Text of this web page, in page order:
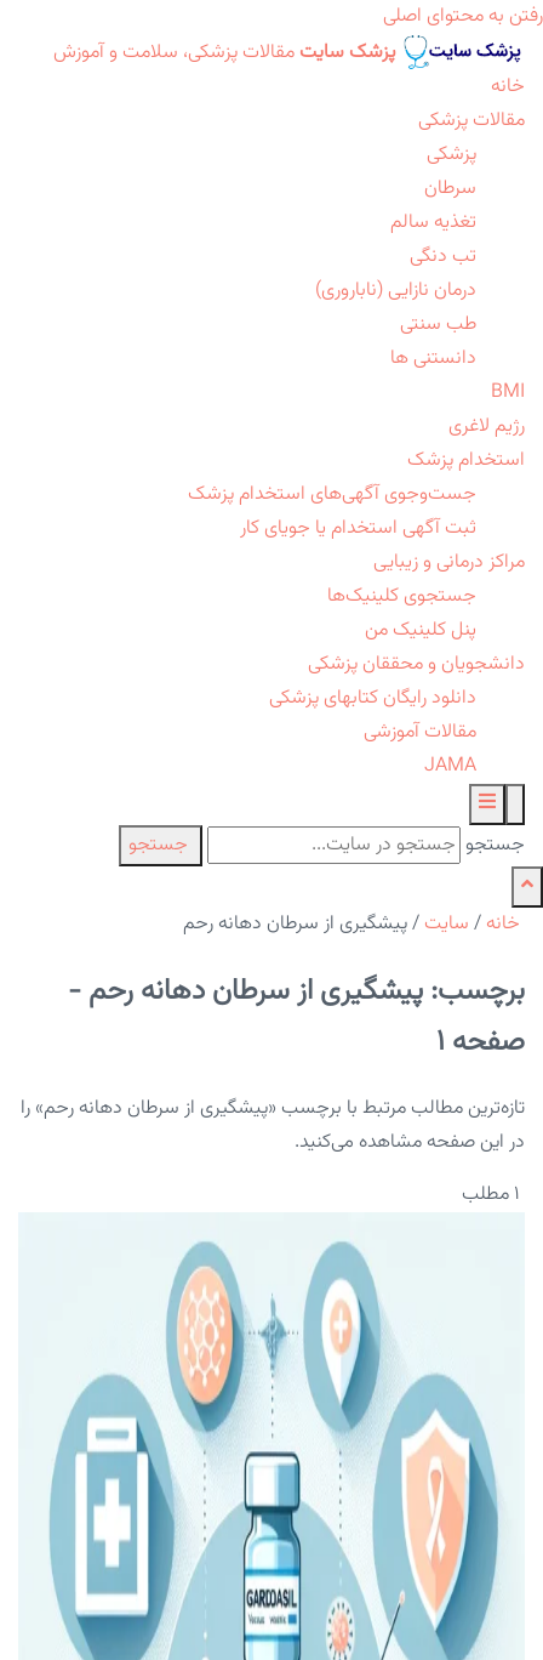
رفتن به محتوای اصلی
پزشک سایت مقالات پزشکی، سلامت و آموزش
خانه
مقالات پزشکی
پزشکی
سرطان
تغذیه سالم
تب دنگی
درمان نازایی (ناباروری)
طب سنتی
دانستنی ها
BMI
رژیم لاغری
استخدام پزشک
جست‌وجوی آگهی‌های استخدام پزشک
ثبت آگهی استخدام یا جویای کار
مراکز درمانی و زیبایی
جستجوی کلینیک‌ها
پنل کلینیک من
دانشجویان و محققان پزشکی
دانلود رایگان کتابهای پزشکی
مقالات آموزشی
JAMA
جستجو جستجو
خانه / سایت /پیشگیری از سرطان دهانه رحم
برچسب: پیشگیری از سرطان دهانه رحم -
صفحه 1
تازه‌ترین مطالب مرتبط با برچسب «پیشگیری از سرطان دهانه رحم» را
در این صفحه مشاهده می‌کنید.
۱ مطلب